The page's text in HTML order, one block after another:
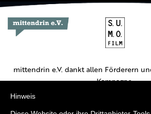
mittendrin e.V. dankt allen Förderern
Kampagne.
Hinweis